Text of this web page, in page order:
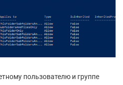
пользователю и группе